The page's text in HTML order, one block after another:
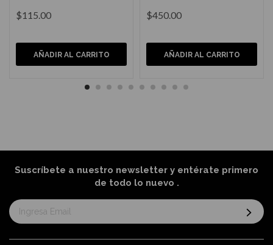
$115.00
AÑADIR AL CARRITO
$450.00
AÑADIR AL CARRITO
Suscríbete a nuestro newsletter y entérate primero
de todo lo nuevo .
Suscríbase
al
informativo: